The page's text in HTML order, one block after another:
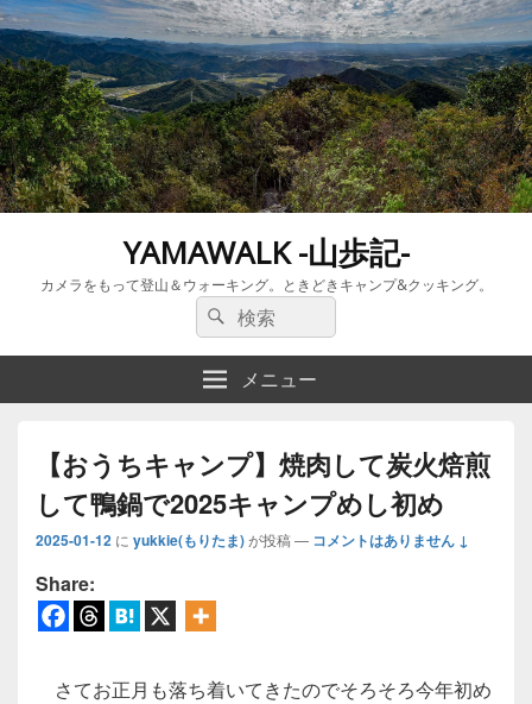
YAMAWALK -山歩記-
カメラをもって登山＆ウォーキング。ときどきキャンプ&クッキング。
検
索:
検
索
メニュー
【おうちキャンプ】焼肉して炭火焙煎
して鴨鍋で2025キャンプめし初め
2025-01-12 に yukkie(もりたま)が投稿 — コメントはありません ↓
Share:
さてお正月も落ち着いてきたのでそろそろ今年初め